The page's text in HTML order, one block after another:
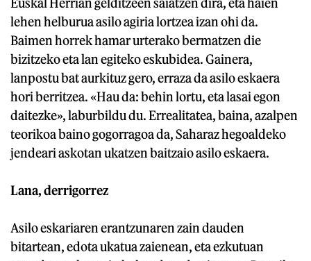
lehen helburua asilo agiria lortzea izan ohi da.
Baimen horrek hamar urterako bermatzen die
bizitzeko eta lan egiteko eskubidea. Gainera,
lanpostu bat aurkituz gero, erraza da asilo eskaera
hori berritzea. «Hau da: behin lortu, eta lasai egon
daitezke», laburbildu du. Errealitatea, baina, azalpen
teorikoa baino gogorragoa da, Saharaz hegoaldeko
jendeari askotan ukatzen baitzaio asilo eskaera.
Lana, derrigorrez
Asilo eskariaren erantzunaren zain dauden
bitartean, edota ukatua zaienean, eta ezkutuan